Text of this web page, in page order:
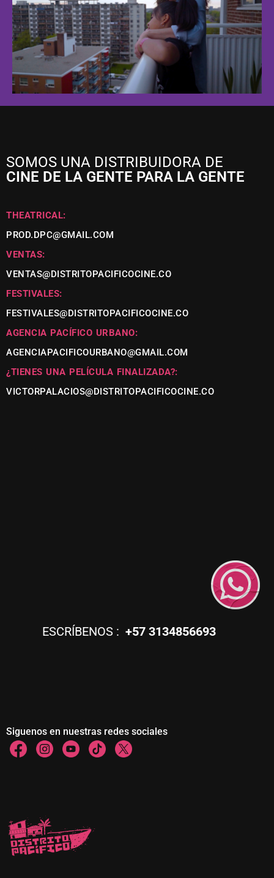
SOMOS UNA DISTRIBUIDORA DE
CINE DE LA GENTE PARA LA GENTE
THEATRICAL:
PROD.DPC@GMAIL.COM
VENTAS:
VENTAS@DISTRITOPACIFICOCINE.CO
FESTIVALES:
FESTIVALES@DISTRITOPACIFICOCINE.CO
AGENCIA PACÍFICO URBANO:
AGENCIAPACIFICOURBANO@GMAIL.COM
¿TIENES UNA PELÍCULA FINALIZADA?:
VICTORPALACIOS@DISTRITOPACIFICOCINE.CO
ESCRÍBENOS : +57 3134856693
Siguenos en nuestras redes sociales